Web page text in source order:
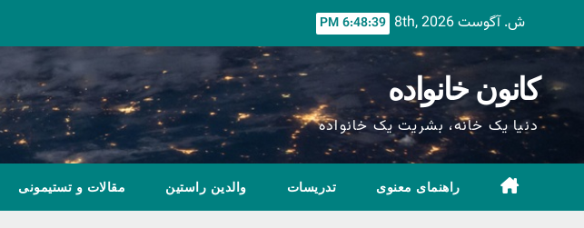
ش. آگوست 8th, 2026 6:48:40 PM
کانون خانواده
دنیا یک خانه، بشریت یک خانواده
راهنمای معنوی تدریسات والدین راستین مقالات و تستیمونی